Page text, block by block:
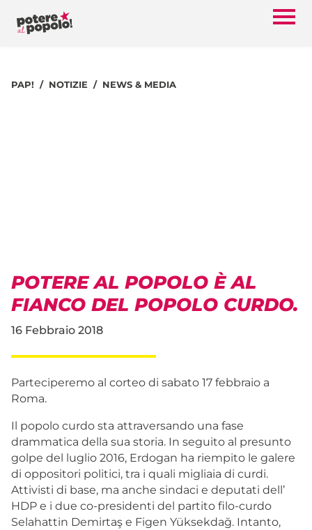
PAP! NOTIZIE NEWS & MEDIA
POTERE AL POPOLO È AL
FIANCO DEL POPOLO CURDO.
16 Febbraio 2018
Parteciperemo al corteo di sabato 17 febbraio a
Roma.
Il popolo curdo sta attraversando una fase
drammatica della sua storia. In seguito al presunto
golpe del luglio 2016, Erdogan ha riempito le galere
di oppositori politici, tra i quali migliaia di curdi.
Attivisti di base, ma anche sindaci e deputati dell’
HDP e i due co-presidenti del partito filo-curdo
Selahattin Demirtaş e Figen Yüksekdağ. Intanto,